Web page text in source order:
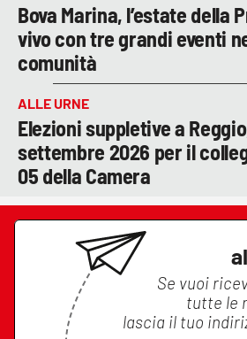
Bova Marina, l’estate della
vivo con tre grandi eventi
comunità
ALLE URNE
Elezioni suppletive a
settembre 2026 per il
05 della Camera
Se vuoi
tutte le
lascia il tuo